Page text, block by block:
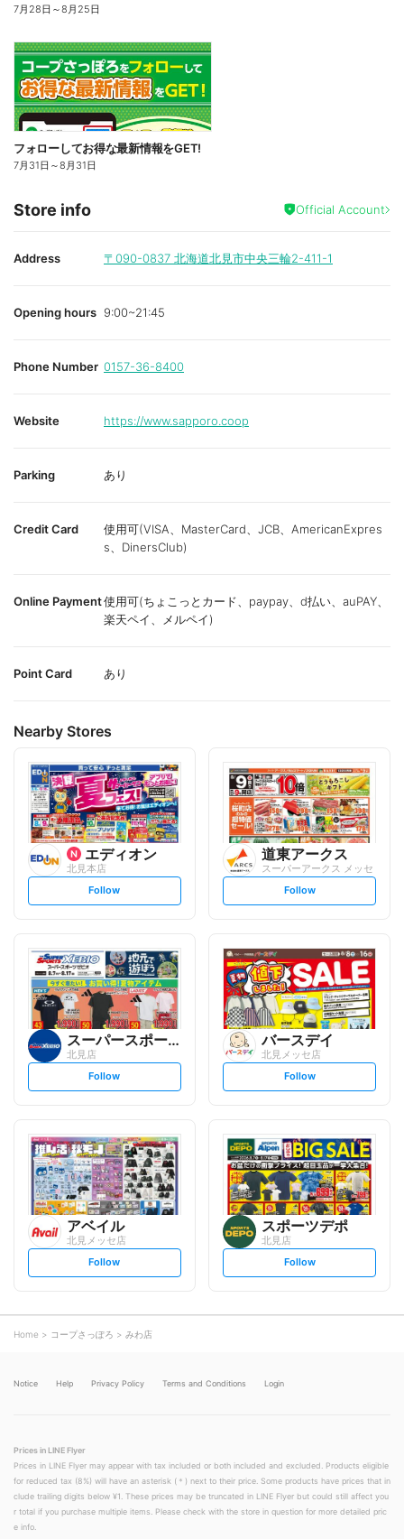
7月28日 ～8月25日
フォローしてお得な最新情報をGET!
7月31日 ～8月31日
Store info Official Account
Address 〒090-0837 北海道北見市中央三輪2-411-1
Opening hours 9:00~21:45
Phone Number 0157-36-8400
Website https://www.sapporo.coop
Parking あり
Credit Card
使用可(VISA、MasterCard、JCB、AmericanExpres
s、DinersClub)
Online Payment使用可(ちょこっとカード、paypay、d払い、auPAY、
楽天ペイ、メルペイ)
Point Card あり
Nearby Stores
エディオン
北見本店
s
t
l
o
w
Follow
道東アークス
スーパーアークス メッセ
s
t
l
o
w
Follow
スーパースポーツゼビオ
北見店
s
t
l
o
w
Follow
バースデイ
北見メッセ店
s
t
o
w
Follow
アベイル
北見メッセ店
s
t
w
Follow
スポーツデポ
北見店
s
t
Follow
Home コープさっぽろ みわ店
Notice Help Privacy Policy Terms and Conditions Login
Prices in LINE Flyer
Prices in LINE Flyer may appear with tax included or both included and excluded. Products eligible
for reduced tax (8%) will have an asterisk (＊) next to their price. Some products have prices that in
clude trailing digits below ¥1. These prices may be truncated in LINE Flyer but could still affect you
r total if you purchase multiple items. Please check with the store in question for more detailed pric
e info.